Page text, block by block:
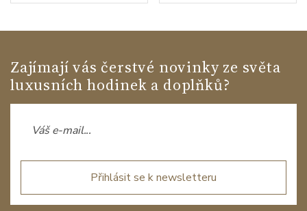
Zajímají vás čerstvé novinky ze světa
luxusních hodinek a doplňků?
Přihlásit se k newsletteru